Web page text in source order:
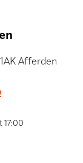
Afferden
17:00